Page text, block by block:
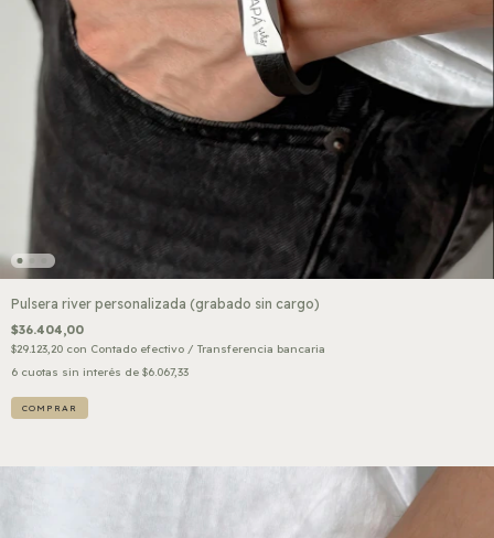
Pulsera river personalizada (grabado sin cargo)
$36.404,00
$29.123,20 con Contado efectivo / Transferencia bancaria
6 cuotas sin interés de $6.067,33